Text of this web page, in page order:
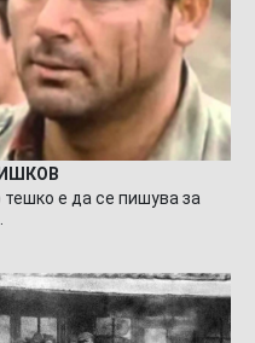
е да се пишува за